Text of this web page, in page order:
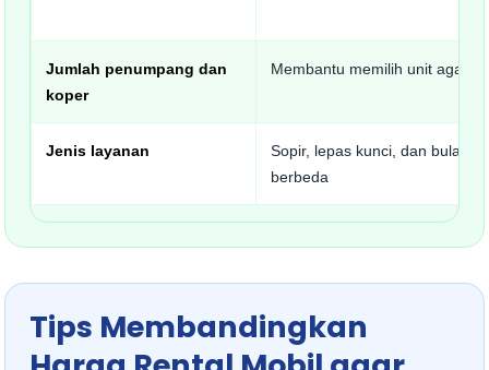
Jumlah penumpang dan
koper
Membantu memilih unit agar
Jenis layanan
Sopir, lepas kunci, dan
berbeda
Tips Membandingkan